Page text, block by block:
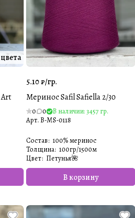
5.10 ₽/гр.
Меринос Safil Safiella 2/30
0 0
В наличии: 3457 гр.
Арт. B-MS-0118
В корзину
Состав: 100% меринос
Толщина: 100гр/1500м
Цвет: Петунья🌺